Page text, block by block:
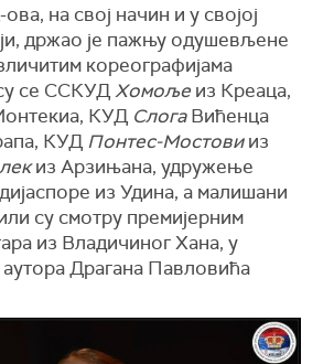
на свој начин и у својој
држао је пажњу одушевљене
кореографијама
се ССКУДХомољеиз Креаца,
КУД СлогаВићенца
КУД Понтес-Мостовииз
из Арзињана, удружење
из Удина, а малишани
су смотру премијерним
из Владичиног Хана, у
Драгана Павловића